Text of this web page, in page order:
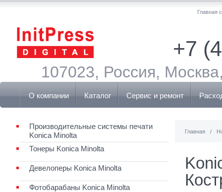
Главная
+7
107023, Россия,
О компании Каталог Сервис и ремонт
Главная /
Производительные системы печати
Konica Minolta
Тонеры Konica Minolta
Девелоперы Konica Minolta
Фотобарабаны Konica Minolta